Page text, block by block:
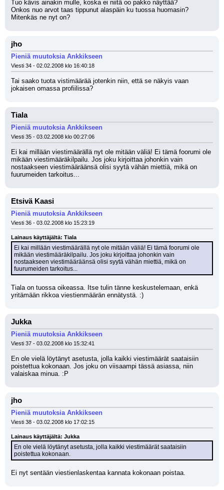
Tuo kävis ainakin mulle, koska ei niitä oo pakko näyttää?
Onkos nuo arvot taas tippunut alaspäin ku tuossa huomasin?
Mitenkäs ne nyt on?
jho
Pieniä muutoksia Ankkikseen
Viesti 34 - 02.02.2008 klo 16:40:18
Tai saako tuota vistimäärää jotenkin niin, että se näkyis vaan
jokaisen omassa profiilissa?
Tiala
Pieniä muutoksia Ankkikseen
Viesti 35 - 03.02.2008 klo 00:27:06
Ei kai millään viestimäärällä nyt ole mitään väliä! Ei tämä foorumi ole
mikään viestimääräkilpailu. Jos joku kirjoittaa johonkin vain
nostaakseen viestimääräänsä olisi syytä vähän miettiä, mikä on
fuurumeiden tarkoitus...
Etsivä Kaasi
Pieniä muutoksia Ankkikseen
Viesti 36 - 03.02.2008 klo 15:23:19
Lainaus käyttäjältä: Tiala
Ei kai millään viestimäärällä nyt ole mitään väliä! Ei tämä foorumi ole
mikään viestimääräkilpailu. Jos joku kirjoittaa johonkin vain
nostaakseen viestimääräänsä olisi syytä vähän miettiä, mikä on
fuurumeiden tarkoitus...
Tiala on tuossa oikeassa. Itse tulin tänne keskustelemaan, enkä
yritämään rikkoa viestienmäärän ennätystä. :)
Jukka
Pieniä muutoksia Ankkikseen
Viesti 37 - 03.02.2008 klo 15:32:41
En ole vielä löytänyt asetusta, jolla kaikki viestimäärät saataisiin
poistettua kokonaan. Jos joku on viisaampi tässä asiassa, niin
valaiskaa minua. :P
jho
Pieniä muutoksia Ankkikseen
Viesti 38 - 03.02.2008 klo 17:02:15
Lainaus käyttäjältä: Jukka
En ole vielä löytänyt asetusta, jolla kaikki viestimäärät saataisiin
poistettua kokonaan.
Ei nyt sentään viestienlaskentaa kannata kokonaan poistaa.